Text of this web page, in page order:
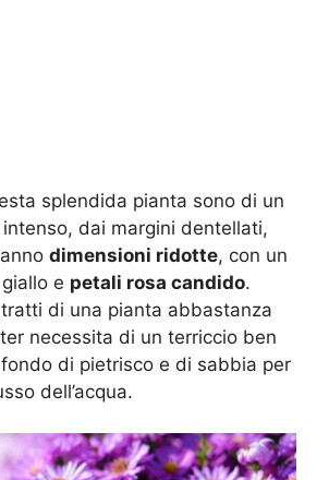
splendida pianta sono di un
dai margini dentellati,
dimensioni ridotte, con un
e petali rosa candido.
di una pianta abbastanza
necessita di un terriccio ben
di pietrisco e di sabbia per
dell’acqua.